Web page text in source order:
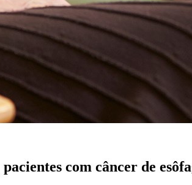
com câncer de